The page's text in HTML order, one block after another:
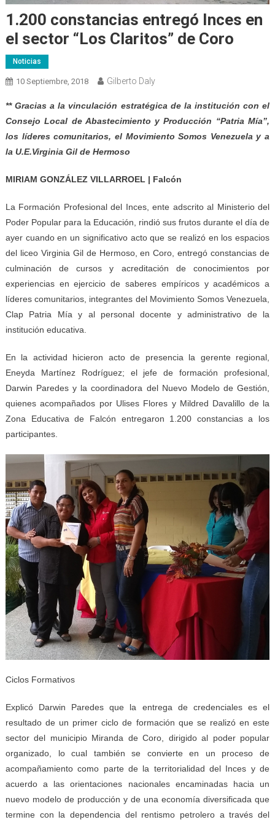
1.200 constancias entregó Inces en
el sector “Los Claritos” de Coro
Noticias
10 Septiembre, 2018 Gilberto Daly
** Gracias a la vinculación estratégica de la institución con el
Consejo Local de Abastecimiento y Producción “Patria Mía”,
los líderes comunitarios, el Movimiento Somos Venezuela y a
la U.E.Virginia Gil de Hermoso
MIRIAM GONZÁLEZ VILLARROEL | Falcón
La Formación Profesional del Inces, ente adscrito al Ministerio del
Poder Popular para la Educación, rindió sus frutos durante el día de
ayer cuando en un significativo acto que se realizó en los espacios
del liceo Virginia Gil de Hermoso, en Coro, entregó constancias de
culminación de cursos y acreditación de conocimientos por
experiencias en ejercicio de saberes empíricos y académicos a
líderes comunitarios, integrantes del Movimiento Somos Venezuela,
Clap Patria Mía y al personal docente y administrativo de la
institución educativa.
En la actividad hicieron acto de presencia la gerente regional,
Eneyda Martínez Rodríguez; el jefe de formación profesional,
Darwin Paredes y la coordinadora del Nuevo Modelo de Gestión,
quienes acompañados por Ulises Flores y Mildred Davalillo de la
Zona Educativa de Falcón entregaron 1.200 constancias a los
participantes.
Ciclos Formativos
Explicó Darwin Paredes que la entrega de credenciales es el
resultado de un primer ciclo de formación que se realizó en este
sector del municipio Miranda de Coro, dirigido al poder popular
organizado, lo cual también se convierte en un proceso de
acompañamiento como parte de la territorialidad del Inces y de
acuerdo a las orientaciones nacionales encaminadas hacia un
nuevo modelo de producción y de una economía diversificada que
termine con la dependencia del rentismo petrolero a través del